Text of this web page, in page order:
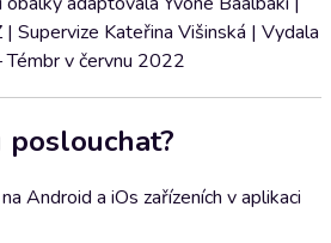
Supervize Kateřina Višinská | Vydala
Témbr v červnu 2022
poslouchat?
Android a iOs zařízeních v aplikaci